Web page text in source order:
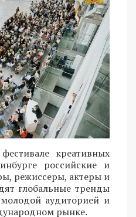
креативных
российские и
режиссеры, актеры и
глобальные тренды
аудиторией и
рынке.